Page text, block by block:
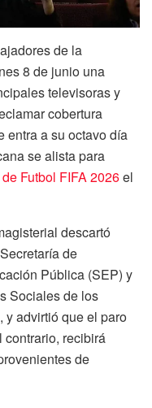
de la
8 de junio una
televisoras y
cobertura
entra a su octavo día
se alista para
Futbol FIFA 2026el
descartó
de
Pública (SEP) y
Sociales de los
y advirtió que el paro
contrario, recibirá
de